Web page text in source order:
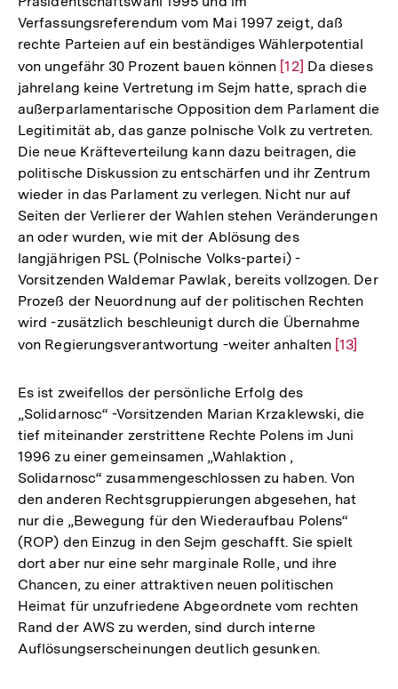
Verfassungsreferendum vom Mai 1997 zeigt, daß
rechte Parteien auf ein beständiges Wählerpotential
von ungefähr 30 Prozent bauen können Zur
Auflösung
der
Fußnote
[12] Da dieses
jahrelang keine Vertretung im Sejm hatte, sprach die
außerparlamentarische Opposition dem Parlament die
Legitimität ab, das ganze polnische Volk zu vertreten.
Die neue Kräfteverteilung kann dazu beitragen, die
politische Diskussion zu entschärfen und ihr Zentrum
wieder in das Parlament zu verlegen. Nicht nur auf
Seiten der Verlierer der Wahlen stehen Veränderungen
an oder wurden, wie mit der Ablösung des
langjährigen PSL (Polnische Volks-partei) -
Vorsitzenden Waldemar Pawlak, bereits vollzogen. Der
Prozeß der Neuordnung auf der politischen Rechten
wird -zusätzlich beschleunigt durch die Übernahme
von Regierungsverantwortung -weiter anhalten Zur
Fußnote
[13]
Es ist zweifellos der persönliche Erfolg des
„Solidarnosc“ -Vorsitzenden Marian Krzaklewski, die
tief miteinander zerstrittene Rechte Polens im Juni
1996 zu einer gemeinsamen „Wahlaktion ,
Solidarnosc“ zusammengeschlossen zu haben. Von
den anderen Rechtsgruppierungen abgesehen, hat
nur die „Bewegung für den Wiederaufbau Polens“
(ROP) den Einzug in den Sejm geschafft. Sie spielt
dort aber nur eine sehr marginale Rolle, und ihre
Chancen, zu einer attraktiven neuen politischen
Heimat für unzufriedene Abgeordnete vom rechten
Rand der AWS zu werden, sind durch interne
Auflösungserscheinungen deutlich gesunken.